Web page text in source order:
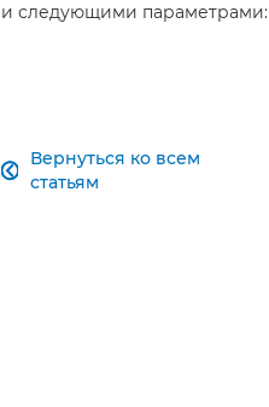
и следующими параметрами:
Вернуться ко всем
статьям
